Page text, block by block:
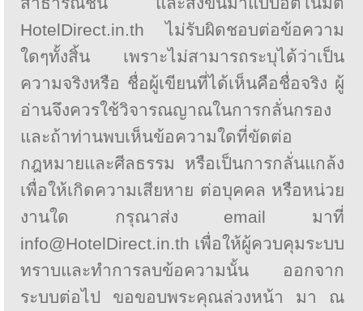
HotelDirect.in.th ไม่รับผิดชอบต่อข้อความ
ใดๆทั้งสิ้น เพราะไม่สามารถระบุได้ว่าเป็น
ความจริงหรือ ชื่อผู้เขียนที่ได้เห็นคือชื่อจริง ผู้
อ่านจึงควรใช้วิจารณญาณในการกลั่นกรอง
และถ้าท่านพบเห็นข้อความใดที่ขัดต่อ
กฎหมายและศีลธรรม หรือเป็นการกลั่นแกล้ง
เพื่อให้เกิดความเสียหาย ต่อบุคคล หรือหน่วย
งานใด กรุณาส่ง email มาที่
info@HotelDirect.in.th เพื่อให้ผู้ควบคุมระบบ
ทราบและทำการลบข้อความนั้น ออกจาก
ระบบต่อไป ขอขอบพระคุณล่วงหน้า มา ณ